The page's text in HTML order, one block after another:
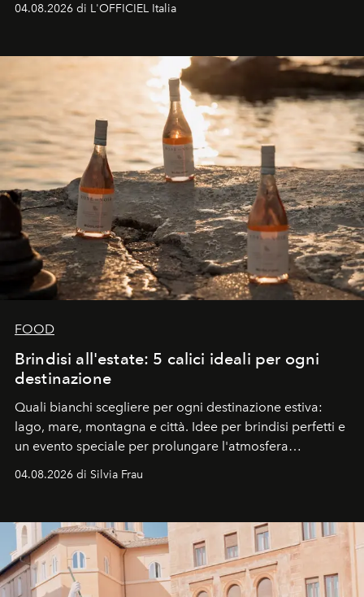
04.08.2026 di L'OFFICIEL Italia
FOOD
Brindisi all'estate: 5 calici ideali per ogni
destinazione
Quali bianchi scegliere per ogni destinazione estiva:
lago, mare, montagna e città. Idee per brindisi perfetti e
un evento speciale per prolungare l'atmosfera
04.08.2026 di Silvia Frau